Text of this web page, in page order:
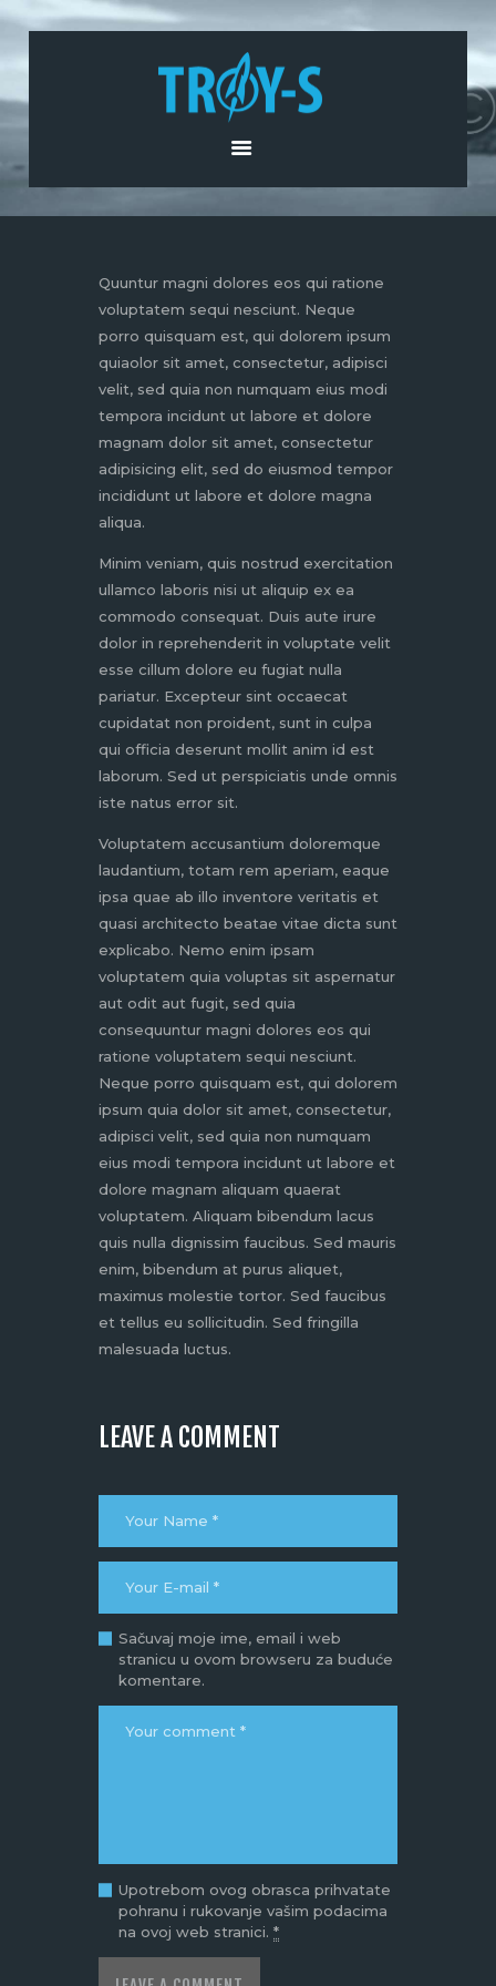
O NAMA
PROIZVODI I USLUGE
AKTUELNOSTI
Quuntur magni dolores eos qui ratione
voluptatem sequi nesciunt. Neque
porro quisquam est, qui dolorem ipsum
quiaolor sit amet, consectetur, adipisci
velit, sed quia non numquam eius modi
tempora incidunt ut labore et dolore
magnam dolor sit amet, consectetur
adipisicing elit, sed do eiusmod tempor
incididunt ut labore et dolore magna
aliqua.
Minim veniam, quis nostrud exercitation
ullamco laboris nisi ut aliquip ex ea
commodo consequat. Duis aute irure
dolor in reprehenderit in voluptate velit
esse cillum dolore eu fugiat nulla
pariatur. Excepteur sint occaecat
cupidatat non proident, sunt in culpa
qui officia deserunt mollit anim id est
laborum. Sed ut perspiciatis unde omnis
iste natus error sit.
Voluptatem accusantium doloremque
laudantium, totam rem aperiam, eaque
ipsa quae ab illo inventore veritatis et
quasi architecto beatae vitae dicta sunt
explicabo. Nemo enim ipsam
voluptatem quia voluptas sit aspernatur
aut odit aut fugit, sed quia
consequuntur magni dolores eos qui
ratione voluptatem sequi nesciunt.
Neque porro quisquam est, qui dolorem
ipsum quia dolor sit amet, consectetur,
adipisci velit, sed quia non numquam
eius modi tempora incidunt ut labore et
dolore magnam aliquam quaerat
voluptatem. Aliquam bibendum lacus
quis nulla dignissim faucibus. Sed mauris
enim, bibendum at purus aliquet,
maximus molestie tortor. Sed faucibus
et tellus eu sollicitudin. Sed fringilla
malesuada luctus.
LEAVE A COMMENT
Sačuvaj moje ime, email i web
stranicu u ovom browseru za buduće
komentare.
Upotrebom ovog obrasca prihvatate
pohranu i rukovanje vašim podacima
na ovoj web stranici.*